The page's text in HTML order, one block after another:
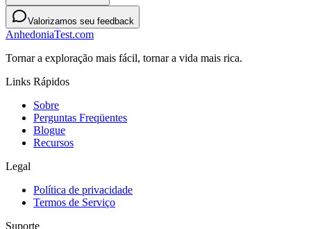
Valorizamos seu feedback
AnhedoniaTest.com
Tornar a exploração mais fácil, tornar a vida mais rica.
Links Rápidos
Sobre
Perguntas Freqüentes
Blogue
Recursos
Legal
Política de privacidade
Termos de Serviço
Suporte